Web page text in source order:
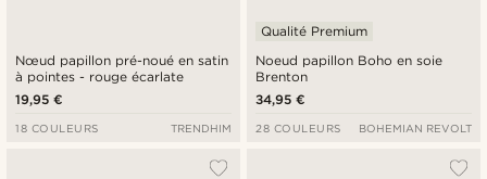
Nœud papillon pré-noué en satin
à pointes - rouge écarlate
19,95 €
18 COULEURS TRENDHIM
Noeud papillon Boho en soie
Brenton
Qualité Premium
34,95 €
28 COULEURS BOHEMIAN REVOLT